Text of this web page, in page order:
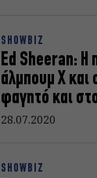
SHOWBIZ
Ed Sheeran: Η
άλμπουμ Χ και
φαγητό και
28.07.2020
SHOWBIZ